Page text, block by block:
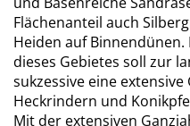
Flächenanteil auch
Heiden auf
dieses Gebietes soll zur
sukzessive eine
Heckrindern und
Mit der extensiven